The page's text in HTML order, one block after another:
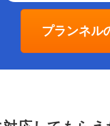
プランネル